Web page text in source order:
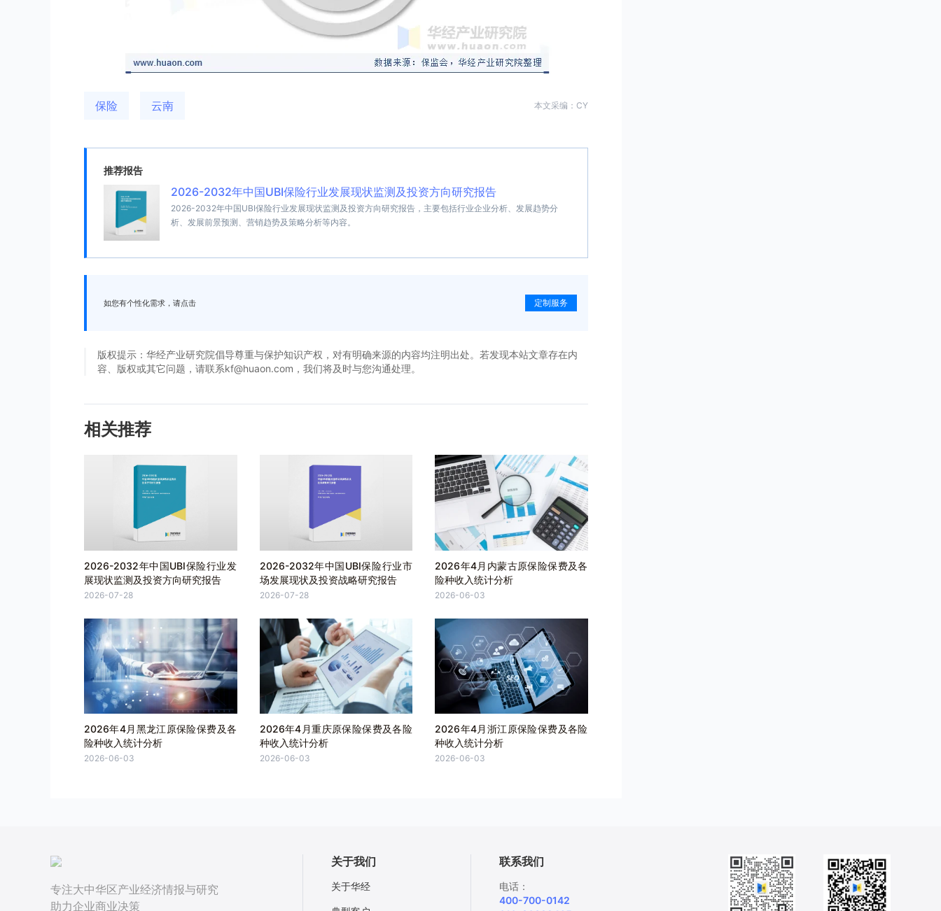
保险 云南 本文采编：CY
推荐报告
2026-2032年中国UBI保险行业发展现状监测及投资方向研究报告
2026-2032年中国UBI保险行业发展现状监测及投资方向研究报告，主要包括行业企业分析、发展趋势分
析、发展前景预测、营销趋势及策略分析等内容。
如您有个性化需求，请点击 定制服务
版权提示：华经产业研究院倡导尊重与保护知识产权，对有明确来源的内容均注明出处。若发现本站文章存在内
容、版权或其它问题，请联系kf@huaon.com，我们将及时与您沟通处理。
相关推荐
2026-2032年中国UBI保险行业发
展现状监测及投资方向研究报告
2026-07-28
2026-2032年中国UBI保险行业市
场发展现状及投资战略研究报告
2026-07-28
2026年4月内蒙古原保险保费及各
险种收入统计分析
2026-06-03
2026年4月黑龙江原保险保费及各
险种收入统计分析
2026-06-03
2026年4月重庆原保险保费及各险
种收入统计分析
2026-06-03
2026年4月浙江原保险保费及各险
种收入统计分析
2026-06-03
专注大中华区产业经济情报与研究
助力企业商业决策
关于我们
关于华经
联系我们
电话：
400-700-0142